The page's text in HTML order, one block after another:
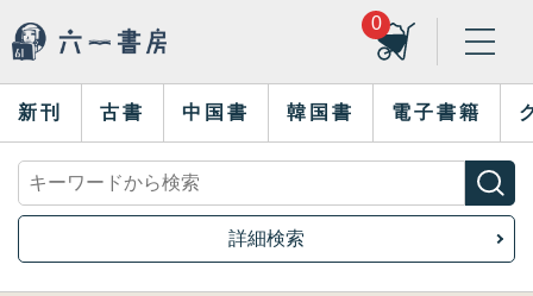
0
新刊 古書 中国書 韓国書 電子書籍
詳細検索